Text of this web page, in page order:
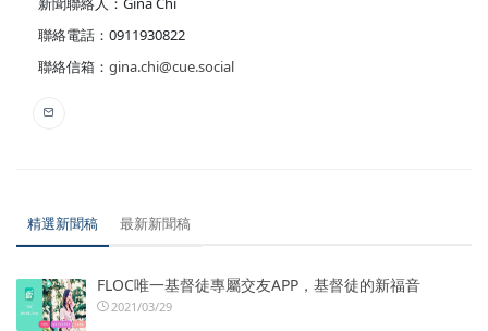
聯絡電話：0911930822
聯絡信箱： gina.chi@cue.social
精選新聞稿 最新新聞稿
FLOC唯一基督徒專屬交友APP，基督徒的新福音
2021/03/29